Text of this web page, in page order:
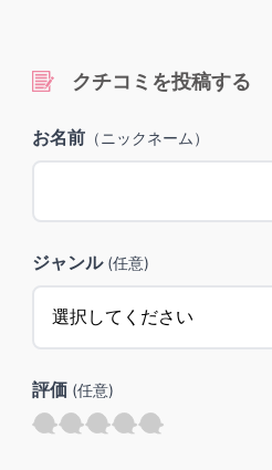
クチコミを投稿する
お名前（ニックネーム）
ジャンル (任意)
評価 (任意)